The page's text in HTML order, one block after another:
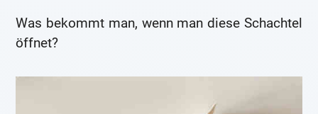
Was bekommt man, wenn man diese Schachtel
öffnet?